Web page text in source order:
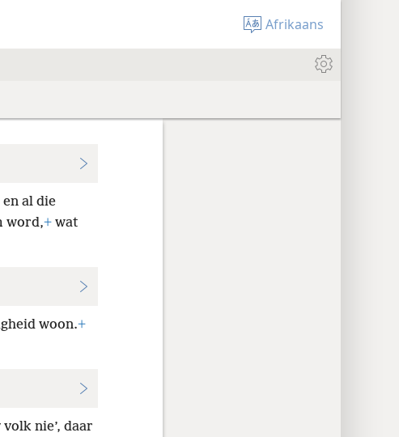
Afrikaans
en al die
word,+wat
woon.+
nie’, daar